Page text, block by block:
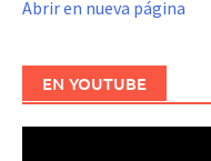
Abrir en nueva página
EN YOUTUBE